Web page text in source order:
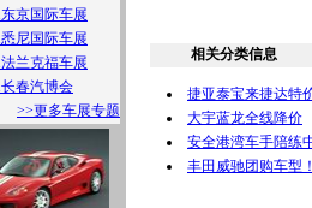
东京国际车展
悉尼国际车展
法兰克福车展
长春汽博会
>>更多车展专题
相关分类信息
捷亚泰宝来捷达特
大宇蓝龙全线降价
安全港湾车手陪练
丰田威驰团购车型！